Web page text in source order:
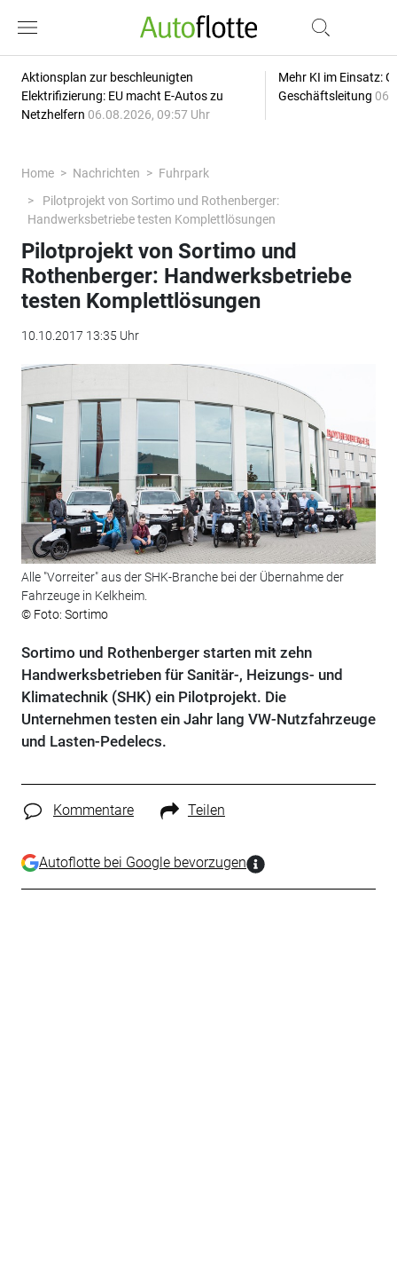
Aktionsplan zur beschleunigten
Elektrifizierung: EU macht E-Autos zu
Netzhelfern 06.08.2026, 09:57 Uhr
Mehr KI im Einsatz:
Geschäftsleitung
Home Nachrichten
Fuhrpark
Pilotprojekt von Sortimo und Rothenberger:
Handwerksbetriebe testen Komplettlösungen
Pilotprojekt von Sortimo und
Rothenberger: Handwerksbetriebe
testen Komplettlösungen
10.10.2017 13:35 Uhr
Alle "Vorreiter" aus der SHK-Branche bei der Übernahme der
Fahrzeuge in Kelkheim.
© Foto: Sortimo
Sortimo und Rothenberger starten mit zehn
Handwerksbetrieben für Sanitär-, Heizungs- und
Klimatechnik (SHK) ein Pilotprojekt. Die
Unternehmen testen ein Jahr lang VW-Nutzfahrzeuge
und Lasten-Pedelecs.
Kommentare Teilen
Autoflotte bei Google bevorzugen